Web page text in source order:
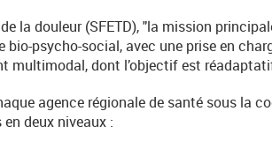
la douleur (SFETD), "la mission
psycho-social, avec une prise en
multimodal, dont l’objectif est
agence régionale de santé sous la
deux niveaux :